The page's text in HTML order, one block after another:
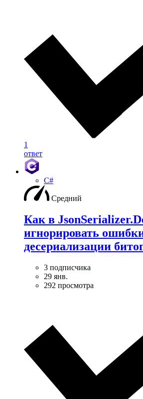
1
ответ
C#
Средний
Как в
игнорировать
десериализации
3 подписчика
29 янв.
292 просмотра